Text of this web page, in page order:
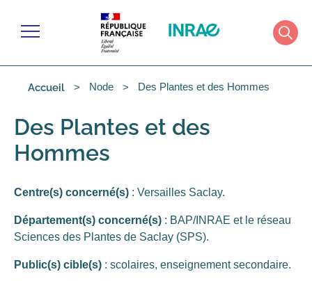
Menu
Accueil Node Des Plantes et des Hommes
Des Plantes et des
Hommes
Centre(s) concerné(s) : Versailles Saclay.
Département(s) concerné(s) : BAP/INRAE et le réseau
Sciences des Plantes de Saclay (SPS).
Public(s) cible(s) : scolaires, enseignement secondaire.
Cookies management panel